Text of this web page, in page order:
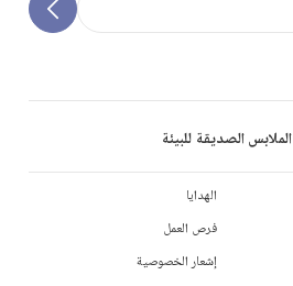
الملابس الصديقة للبيئة
الهدايا
فرص العمل
إشعار الخصوصية